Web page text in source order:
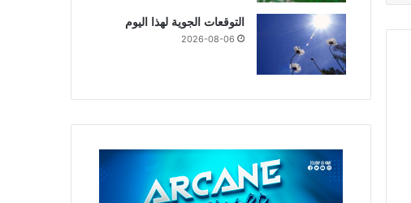
التوقعات الجوية لهذا اليوم
2026-08-06